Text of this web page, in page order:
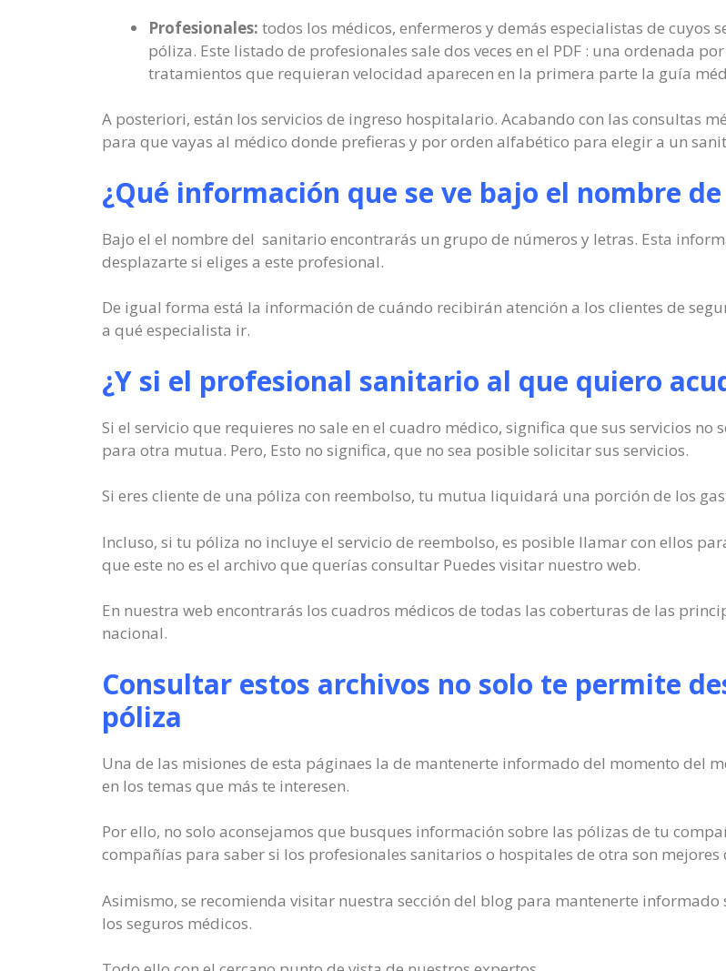
Profesionales: todos los médicos, enfermeros y demás especialistas de
póliza. Este listado de profesionales sale dos veces en el PDF : una ordenada
tratamientos que requieran velocidad aparecen en la primera parte la guía
A posteriori, están los servicios de ingreso hospitalario. Acabando con las consultas
para que vayas al médico donde prefieras y por orden alfabético para elegir a un
¿Qué información que se ve bajo el nombre
Bajo el el nombre del sanitario encontrarás un grupo de números y letras. Esta
desplazarte si eliges a este profesional.
De igual forma está la información de cuándo recibirán atención a los clientes de
a qué especialista ir.
¿Y si el profesional sanitario al que quiero
Si el servicio que requieres no sale en el cuadro médico, significa que sus servicios
para otra mutua. Pero, Esto no significa, que no sea posible solicitar sus servicios.
Si eres cliente de una póliza con reembolso, tu mutua liquidará una porción de los
Incluso, si tu póliza no incluye el servicio de reembolso, es posible llamar con ellos
que este no es el archivo que querías consultar Puedes visitar nuestro web.
En nuestra web encontrarás los cuadros médicos de todas las coberturas de las
nacional.
Consultar estos archivos no solo te permite
póliza
Una de las misiones de esta páginaes la de mantenerte informado del momento del
en los temas que más te interesen.
Por ello, no solo aconsejamos que busques información sobre las pólizas de tu
compañías para saber si los profesionales sanitarios o hospitales de otra son mejores
Asimismo, se recomienda visitar nuestra sección del blog para mantenerte
los seguros médicos.